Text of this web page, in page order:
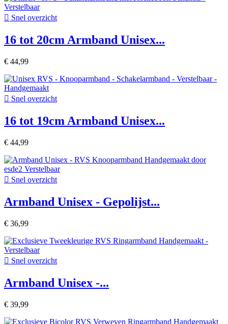
 Snel overzicht
16 tot 20cm Armband Unisex...
€ 44,99
 Snel overzicht
16 tot 19cm Armband Unisex...
€ 44,99
 Snel overzicht
Armband Unisex - Gepolijst...
€ 36,99
 Snel overzicht
Armband Unisex -...
€ 39,99